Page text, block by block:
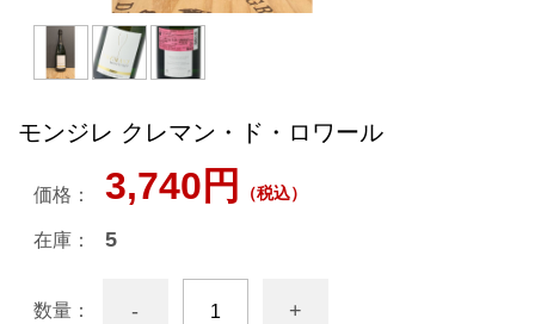
モンジレ クレマン・ド・ロワール
価格： 3,740円 （税込）
在庫： 5
数量： - +